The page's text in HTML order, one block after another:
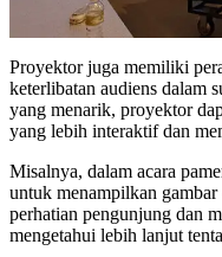
Proyektor juga memiliki
keterlibatan audiens dalam
yang menarik, proyektor
yang lebih interaktif dan
Misalnya, dalam acara
untuk menampilkan
perhatian pengunjung dan
mengetahui lebih lanjut